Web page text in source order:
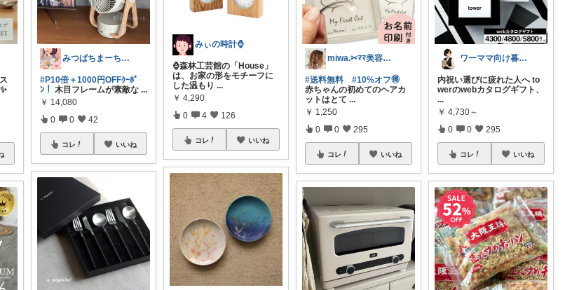
みつばちまーちᵀᴴᴬᴺᴷ ᵞᴼᵁ ◡̈*
#P10倍＋1000円OFFｸｰﾎﾟ
ﾝ！ 木目フレームが素敵な ...
￥ 14,080
0 0 42
コレ いいね
みぃの時計⌚
⌚森林工芸館の「House」
は、お家の形をモチーフに
した温もり ...
￥ 4,290
0 4 126
コレ いいね
miwa.✂︎ﾏﾏ美容師💎
#送料無料
#10%オフ🉐
赤ちゃんの初めてのヘアカ
ットはとて ...
￥ 1,250
0 0 295
コレ いいね
ワーママ向け暮らしの便利グッズROOM
内祝い選びに疲れた人へ to
werのwebカタログギフト、
...
￥ 4,730～
0 0 295
コレ いいね